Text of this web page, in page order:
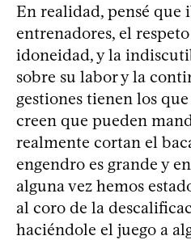
En realidad, pensé que
entrenadores, el
idoneidad, y la
sobre su labor y la
gestiones tienen los
creen que pueden
realmente cortan el
engendro es grande y
alguna vez hemos
al coro de la
haciéndole el juego a